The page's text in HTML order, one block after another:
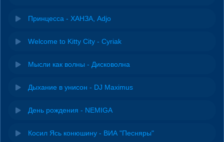
Принцесса - ХАНЗА, Adjo
Welcome to Kitty City - Cyriak
Мысли как волны - Дисковолна
Дыхание в унисон - DJ Maximus
День рождения - NEMIGA
Косил Ясь конюшину - ВИА "Песняры"